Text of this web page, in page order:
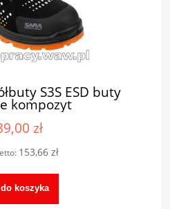
S3S ESD buty
kompozyt
zł
153,66 zł
do koszyka